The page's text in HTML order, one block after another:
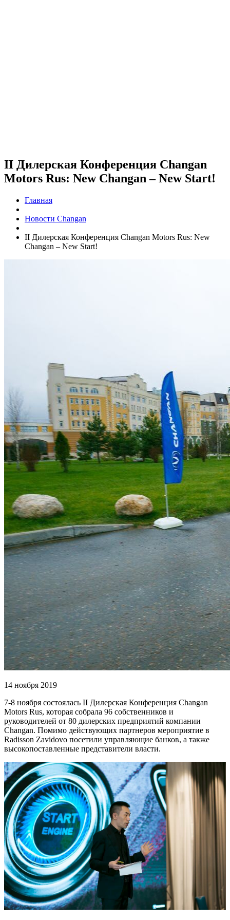
II Дилерская Конференция Changan
Motors Rus: New Changan – New Start!
Главная
Новости Changan
II Дилерская Конференция Changan Motors Rus: New
Changan – New Start!
14 ноября 2019
7-8 ноября состоялась II Дилерская Конференция Changan
Motors Rus, которая собрала 96 собственников и
руководителей от 80 дилерских предприятий компании
Changan. Помимо действующих партнеров мероприятие в
Radisson Zavidovo посетили управляющие банков, а также
высокопоставленные представители власти.